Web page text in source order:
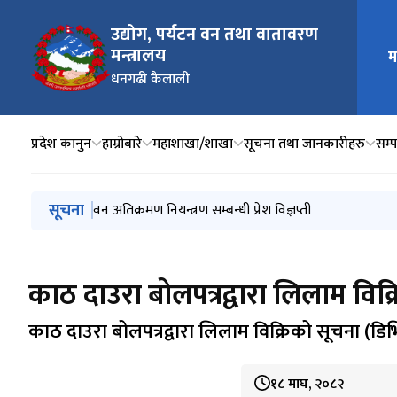
उद्योग, पर्यटन वन तथा वातावरण
मन्त्रालय
धनगढी कैलाली
मुख्य
प्रदेश कानुन हाम्रोबारे महाशाखा/शाखा सूचना तथा जानकारीहरु
मुख्य नेभिगेसनमा जानुहोस्
सूचना वन अतिक्रमण नियन्त्रण सम्बन्धी प्रेश विज्ञप्ती
काठ दाउरा बोलपत्रद्वारा लिलाम
काठ दाउरा बोलपत्रद्वारा लिलाम विक्रिको सूचना
१८ माघ, २०८२